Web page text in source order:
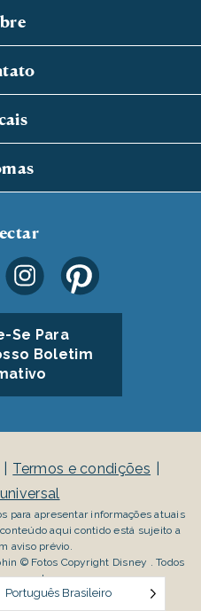
Se Para
Boletim
Termos e condições
para apresentar informações atuais
aqui contido está sujeito a
aviso prévio.
© Fotos Copyright Disney . Todos
Português Brasileiro